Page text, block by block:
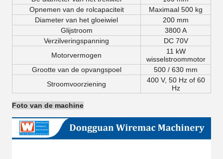
Opnemen van de rolcapaciteit
Maximaal 500 kg
Diameter van het gloeiwiel
200 mm
Glijstroom
3800 A
Verzilveringspanning
DC 70V
Motorvermogen
11 kW
wisselstroommotor
Grootte van de opvangspoel
500 / 630 mm
Stroomvoorziening
400 V, 50 Hz of 60
Hz
Foto van de machine